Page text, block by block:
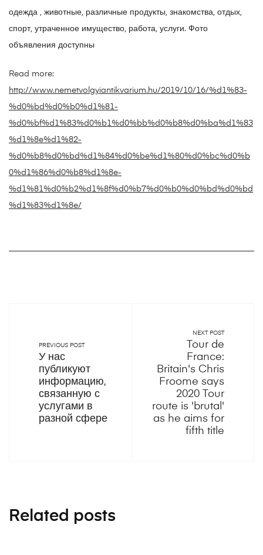
одежда , животные, различные продукты, знакомства, отдых,
спорт, утраченное имущество, работа, услуги. Фото
объявления доступны
Read more:
http://www.nemetvolgyiantikvarium.hu/2019/10/16/%d1%83-
%d0%bd%d0%b0%d1%81-
%d0%bf%d1%83%d0%b1%d0%bb%d0%b8%d0%ba%d1%83
%d1%8e%d1%82-
%d0%b8%d0%bd%d1%84%d0%be%d1%80%d0%bc%d0%b
0%d1%86%d0%b8%d1%8e-
%d1%81%d0%b2%d1%8f%d0%b7%d0%b0%d0%bd%d0%bd
%d1%83%d1%8e/
PREVIOUS POST
У нас
публикуют
информацию,
связанную с
услугами в
разной сфере
NEXT POST
Tour de
France:
Britain's Chris
Froome says
2020 Tour
route is 'brutal'
as he aims for
fifth title
Related posts